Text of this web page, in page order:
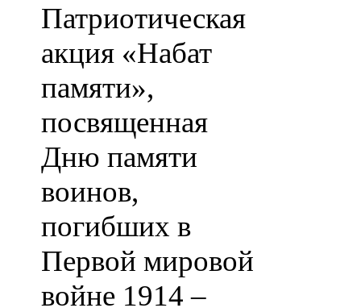
Патриотическая
акция «Набат
памяти»,
посвященная
Дню памяти
воинов,
погибших в
Первой мировой
войне 1914 –